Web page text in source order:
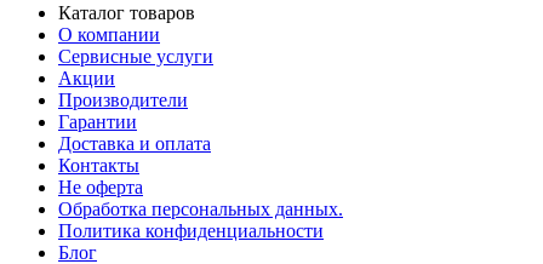
Каталог товаров
О компании
Сервисные услуги
Акции
Производители
Гарантии
Доставка и оплата
Контакты
Не оферта
Обработка персональных данных.
Политика конфиденциальности
Блог